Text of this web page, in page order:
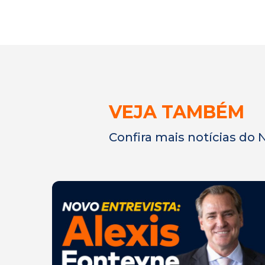
VEJA TAMBÉM
Confira mais notícias do